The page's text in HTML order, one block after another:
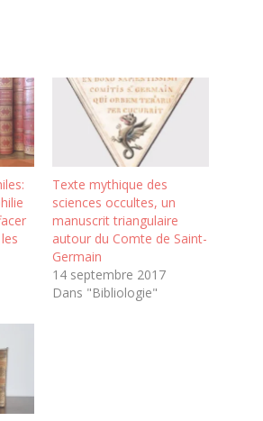
Texte mythique des
sciences occultes, un
manuscrit triangulaire
autour du Comte de Saint-
Germain
14 septembre 2017
Dans "Bibliologie"